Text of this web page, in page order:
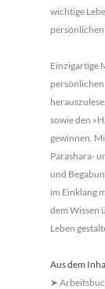
wichtige
Einzigartige
sowie den
gewinnen.
Parashara-
und
im Einklang
dem Wis­sen
Leben
Aus dem
➤